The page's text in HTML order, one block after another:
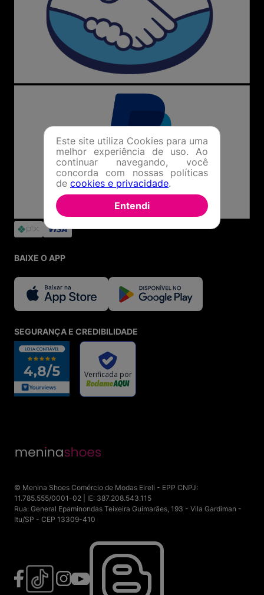
BAIXE O APP
SEGURANÇA E CREDIBILIDADE
© Menina Shoes Comércio de Modas Eireli - EPP CNPJ:
11.785.555/0001-02 | IE: 387.208.543.115
Rua: General Epaminondas Teixeira Guimarães, 193 - Vila Gardiman -
Itu/SP - CEP 13309-410
Este site utiliza Cookies para uma
melhor experiência de uso. Ao
continuar navegando, você
concorda com nossas políticas
de cookies e privacidade.
Entendi